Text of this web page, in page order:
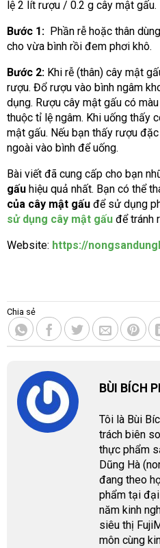
lệ 2 lít rượu / 0.2 g cây mật gấu.
Bước 1: Phần rễ hoặc thân
cho vừa bình rồi đem phơi khô.
Bước 2: Khi rễ (thân) cây mật
rượu. Đổ rượu vào bình ngâm
dụng. Rượu cây mật gấu có
thuộc tỉ lệ ngâm. Khi uống thấy
mật gấu. Nếu bạn thấy rượu
ngoài vào bình để uống.
Bài viết đã cung cấp cho bạn
gấu hiệu quả nhất. Bạn có thể
của cây mật gấu để sử dụng
sử dụng cây mật gấu để tránh
Website: https://
Chia sẻ
BÙI BÍCH
Tôi là Bùi
trách biên
thực phẩm
Dũng Hà
đang theo
phẩm tại đại
năm kinh
siêu thị
môn cùng